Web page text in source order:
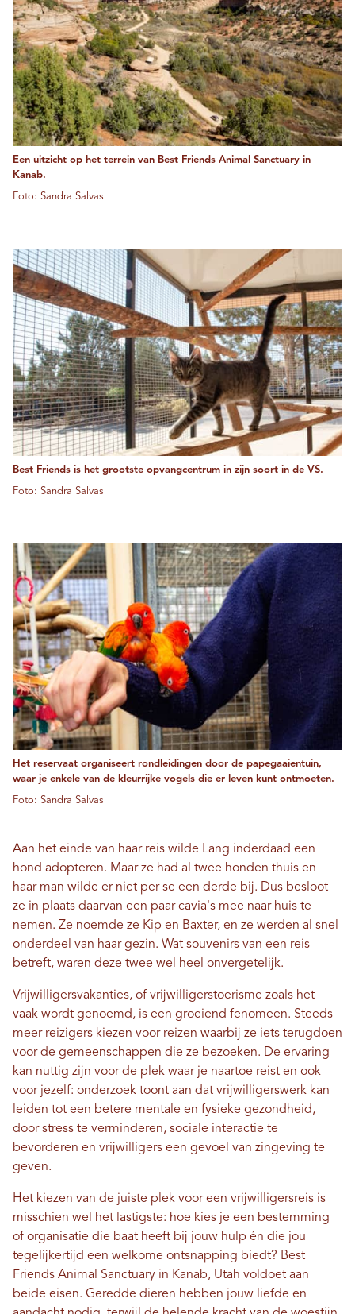
Een uitzicht op het terrein van Best Friends Animal Sanctuary in
Kanab.
Foto: Sandra Salvas
Best Friends is het grootste opvangcentrum in zijn soort in de VS.
Foto: Sandra Salvas
Het reservaat organiseert rondleidingen door de papegaaientuin,
waar je enkele van de kleurrijke vogels die er leven kunt ontmoeten.
Foto: Sandra Salvas
Aan het einde van haar reis wilde Lang inderdaad een
hond adopteren. Maar ze had al twee honden thuis en
haar man wilde er niet per se een derde bij. Dus besloot
ze in plaats daarvan een paar cavia's mee naar huis te
nemen. Ze noemde ze Kip en Baxter, en ze werden al snel
onderdeel van haar gezin. Wat souvenirs van een reis
betreft, waren deze twee wel heel onvergetelijk.
Vrijwilligersvakanties, of vrijwilligerstoerisme zoals het
vaak wordt genoemd, is een groeiend fenomeen. Steeds
meer reizigers kiezen voor reizen waarbij ze iets terugdoen
voor de gemeenschappen die ze bezoeken. De ervaring
kan nuttig zijn voor de plek waar je naartoe reist en ook
voor jezelf: onderzoek toont aan dat vrijwilligerswerk kan
leiden tot een betere mentale en fysieke gezondheid,
door stress te verminderen, sociale interactie te
bevorderen en vrijwilligers een gevoel van zingeving te
geven.
Het kiezen van de juiste plek voor een vrijwilligersreis is
misschien wel het lastigste: hoe kies je een bestemming
of organisatie die baat heeft bij jouw hulp én die jou
tegelijkertijd een welkome ontsnapping biedt? Best
Friends Animal Sanctuary in Kanab, Utah voldoet aan
beide eisen. Geredde dieren hebben jouw liefde en